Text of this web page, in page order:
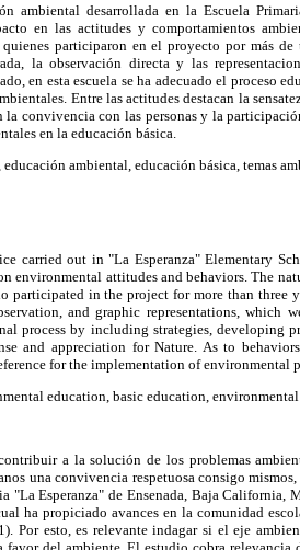
ambiental desarrollada en la Escuela
en las actitudes y comportamientos
participaron en el proyecto por más de
la observación directa y las
en esta escuela se ha adecuado el proceso
Entre las actitudes destacan la
la convivencia con las personas y la
en la educación básica.
ambiental, educación básica, temas
carried out in "La Esperanza" Elementary
environmental attitudes and behaviors. The
participated in the project for more than three
and graphic representations, which
process by including strategies, developing
and appreciation for Nature. As to
for the implementation of environmental
education, basic education, environmental
a la solución de los problemas
una convivencia respetuosa consigo
"La Esperanza" de Ensenada, Baja California,
ha propiciado avances en la comunidad
Por esto, es relevante indagar si el eje